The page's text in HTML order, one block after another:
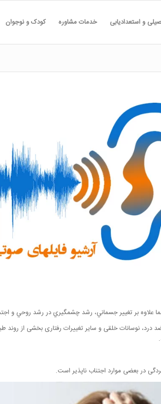
و استعدادیابی خدمات مشاوره کودک و نوجوان
علاوه بر تغيير جسماني، رشد چشمگيري در رشد روحي و
ضد درد، نوسانات خلقی و سایر تغییرات رفتاری بخشی از
در بعضی موارد اجتناب ناپذیر است.